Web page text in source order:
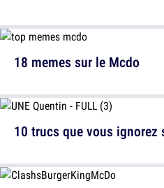
10 trucs que vous ignorez
18 memes sur le Mcdo